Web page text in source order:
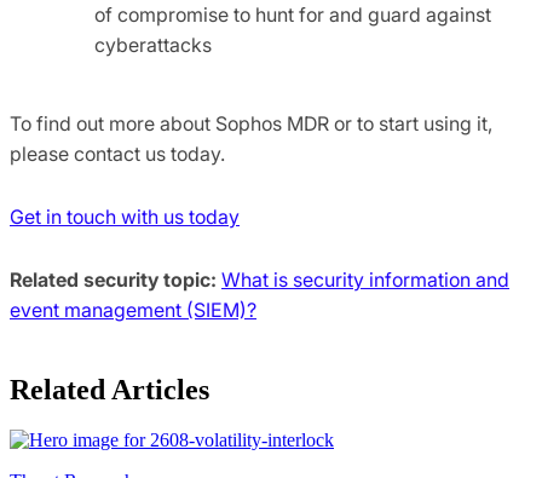
of compromise to hunt for and guard against
cyberattacks
To find out more about Sophos MDR or to start using it,
please contact us today.
Get in touch with us today
Related security topic: What is security information and
event management (SIEM)?
Related Articles